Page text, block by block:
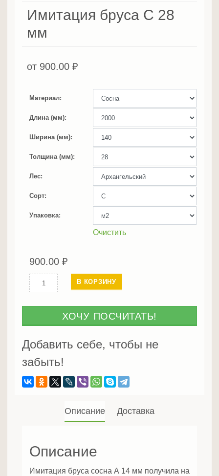
Имитация бруса C 28
мм
от 900.00 ₽
Материал
Длина (мм)
Ширина (мм)
Толщина (мм)
Лес
Сорт
Упаковка
Очистить
900.00 ₽
Количество
Имитация
28
мм
В КОРЗИНУ
ХОЧУ ПОСЧИТАТЬ!
Добавить себе, чтобы не
забыть!
Описание Доставка
Описание
Имитация бруса сосна А 14 мм получила на